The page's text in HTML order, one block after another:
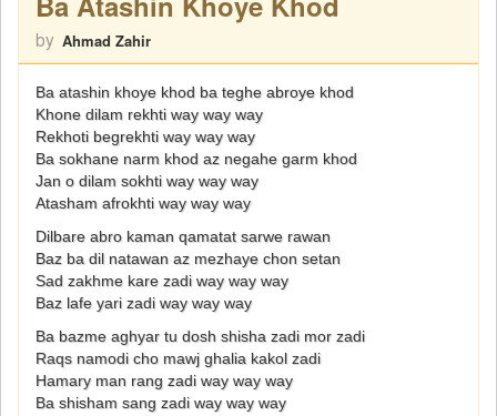
by Ahmad Zahir
Ba atashin khoye khod ba teghe abroye khod
Khone dilam rekhti way way way
Rekhoti begrekhti way way way
Ba sokhane narm khod az negahe garm khod
Jan o dilam sokhti way way way
Atasham afrokhti way way way
Dilbare abro kaman qamatat sarwe rawan
Baz ba dil natawan az mezhaye chon setan
Sad zakhme kare zadi way way way
Baz lafe yari zadi way way way
Ba bazme aghyar tu dosh shisha zadi mor zadi
Raqs namodi cho mawj ghalia kakol zadi
Hamary man rang zadi way way way
Ba shisham sang zadi way way way